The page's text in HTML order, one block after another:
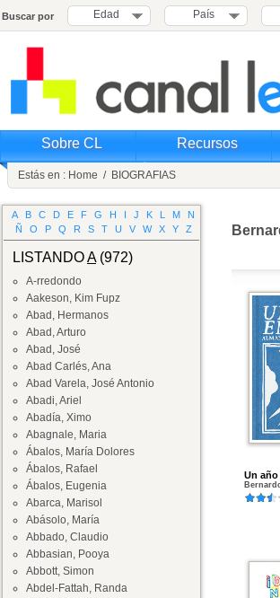
Buscar por Edad País
Sobre CL Recursos
Estás en : Home / BIOGRAFIAS
A B C D E F G H I J K L M
N
Ñ
O P Q R S T U V W X Y Z
LISTANDOA(972)
A-rredondo
Aakeson, Kim Fupz
Abad, Hermanos
Abad, Arturo
Abad, José
Abad Carlés, Ana
Abad Varela, José Antonio
Abadi, Ariel
Abadía, Ximo
Abagnale, Maria
Ábalos, María Dolores
Ábalos, Rafael
Ábalos, Eugenia
Abarca, Marisol
Abásolo, María
Abbado, Claudio
Abbasian, Pooya
Abbott, Simon
Abdel-Fattah, Randa
Un